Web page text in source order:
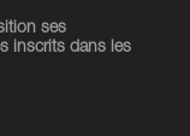
ses
inscrits dans les